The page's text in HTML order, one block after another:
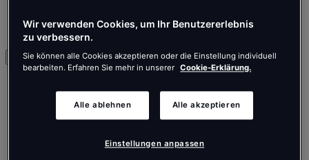
Einblicke und Neuigkeiten
Kontakt
Deutsch
Français
Deutsch
Nederlands
Wir verwenden Cookies, um Ihr Benutzererlebnis
zu verbessern.
Sie können alle Cookies akzeptieren oder die Einstellung individuell
bearbeiten. Erfahren Sie mehr in unserer Cookie-Erklärung.
Alle ablehnen Alle akzeptieren
Einstellungen anpassen